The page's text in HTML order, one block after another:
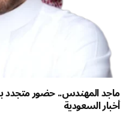
ماجد المهندس.. حضور متجدد
أخبار السعودية